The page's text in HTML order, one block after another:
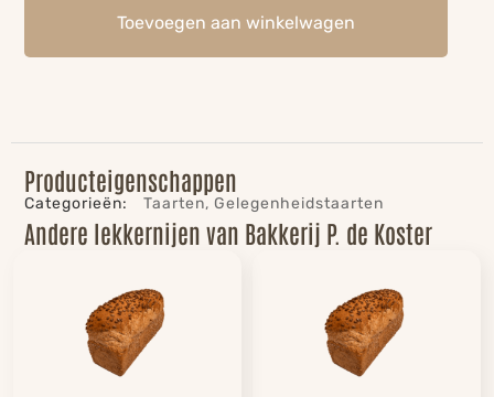
Toevoegen aan winkelwagen
Producteigenschappen
Categorieën: Taarten, Gelegenheidstaarten
Andere lekkernijen van Bakkerij P. de Koster